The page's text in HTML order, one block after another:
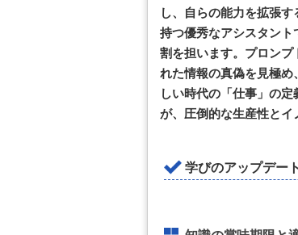
し、自らの能力を拡張
持つ優秀なアシスタン
割を担います。プロンプ
れた情報の真偽を見極
しい時代の「仕事」の
が、圧倒的な生産性とイ
学びのアップデー